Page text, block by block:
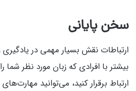
سخن پایانی
ارتباطات نقش بسیار مهمی در یادگیری
بیشتر با افرادی که زبان مورد نظر
ارتباط برقرار کنید، می‌توانید